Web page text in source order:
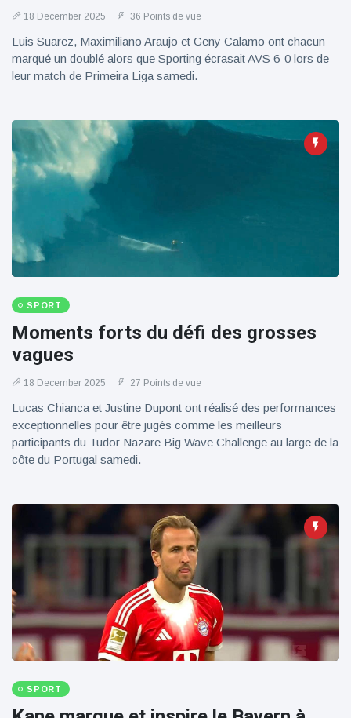
18 December 2025 36 Points de vue
Luis Suarez, Maximiliano Araujo et Geny Calamo ont chacun
marqué un doublé alors que Sporting écrasait AVS 6-0 lors de
leur match de Primeira Liga samedi.
SPORT
Moments forts du défi des grosses
vagues
18 December 2025 27 Points de vue
Lucas Chianca et Justine Dupont ont réalisé des performances
exceptionnelles pour être jugés comme les meilleurs
participants du Tudor Nazare Big Wave Challenge au large de la
côte du Portugal samedi.
SPORT